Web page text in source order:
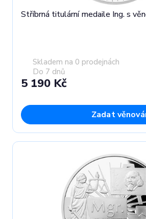
Stříbrná titulární medaile Ing. s
Skladem na 0 prodejnách
Do 7 dnů
5 190 Kč
Zadat